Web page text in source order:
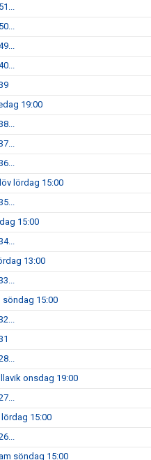
19:00
lördag 15:00
15:00
13:00
söndag 15:00
onsdag 19:00
15:00
söndag 15:00